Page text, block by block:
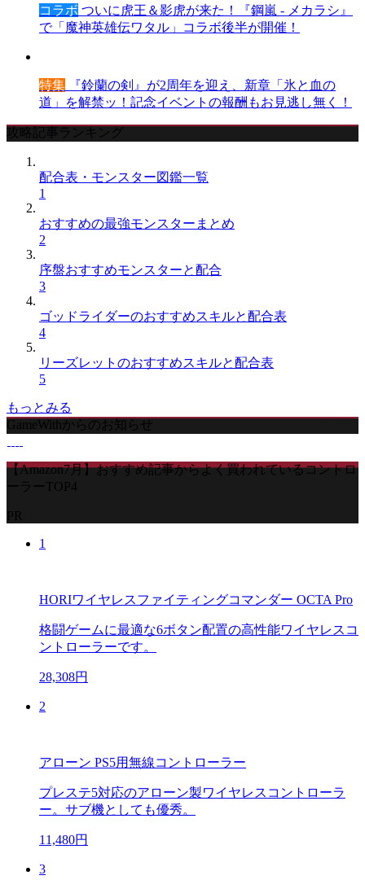
コラボ ついに虎王＆影虎が来た！『鋼嵐 - メカラシ』
で「魔神英雄伝ワタル」コラボ後半が開催！
特集 『鈴蘭の剣』が2周年を迎え、新章「氷と血の
道」を解禁ッ！記念イベントの報酬もお見逃し無く！
攻略記事ランキング
配合表・モンスター図鑑一覧
1
おすすめの最強モンスターまとめ
2
序盤おすすめモンスターと配合
3
ゴッドライダーのおすすめスキルと配合表
4
リーズレットのおすすめスキルと配合表
5
もっとみる
GameWithからのお知らせ
【Amazon7月】おすすめ記事からよく買われているコントロ
ーラーTOP4
PR
1
HORIワイヤレスファイティングコマンダー OCTA Pro
格闘ゲームに最適な6ボタン配置の高性能ワイヤレスコ
ントローラーです。
28,308円
2
アローン PS5用無線コントローラー
プレステ5対応のアローン製ワイヤレスコントローラ
ー。サブ機としても優秀。
11,480円
3